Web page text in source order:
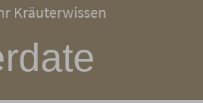
Kräuterwissen